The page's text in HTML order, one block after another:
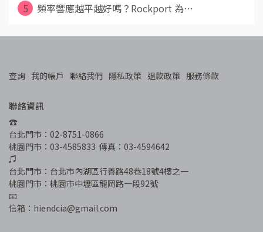
5
頻率響應越平越好嗎？Rockport 為⋯
查詢 我的帳戶 聯絡我們 隱私政策 退款政策 服務條款
聯絡資訊
☎︎
台北門市：02-8751-0866
桃園門市：03-4585833  傳真：03-4594642
♫
台北門市：台北市內湖區行善路48巷18號4樓之一
桃園門市：桃園市中壢區龍岡路一段92號
📧
信箱：hiendcia@gmail.com